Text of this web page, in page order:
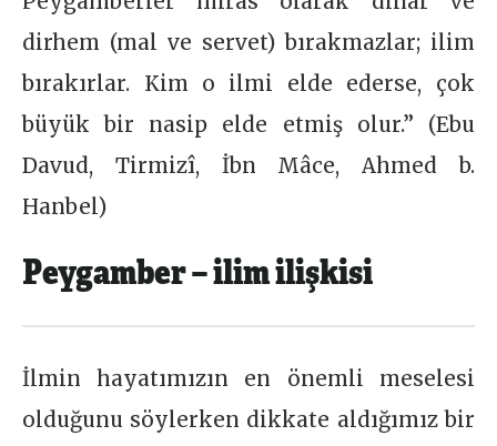
dirhem (mal ve servet) bırakmazlar; ilim
bırakırlar. Kim o ilmi elde ederse, çok
büyük bir nasip elde etmiş olur.” (Ebu
Davud, Tirmizî, İbn Mâce, Ahmed b.
Hanbel)
Peygamber – ilim ilişkisi
İlmin hayatımızın en önemli meselesi
olduğunu söylerken dikkate aldığımız bir